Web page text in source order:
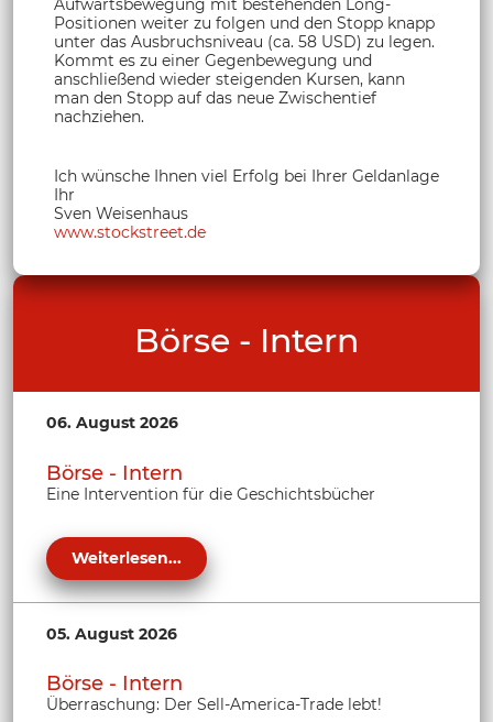
Aufwärtsbewegung mit bestehenden Long-
Positionen weiter zu folgen und den Stopp knapp
unter das Ausbruchsniveau (ca. 58 USD) zu legen.
Kommt es zu einer Gegenbewegung und
anschließend wieder steigenden Kursen, kann
man den Stopp auf das neue Zwischentief
nachziehen.
Ich wünsche Ihnen viel Erfolg bei Ihrer Geldanlage
Ihr
Sven Weisenhaus
www.stockstreet.de
Börse - Intern
06. August 2026
Börse - Intern
Eine Intervention für die Geschichtsbücher
Weiterlesen...
05. August 2026
Börse - Intern
Überraschung: Der Sell-America-Trade lebt!